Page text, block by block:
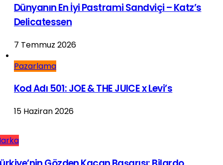
Dünyanın En İyi Pastrami Sandviçi – Katz’s
Delicatessen
7 Temmuz 2026
Pazarlama
Kod Adı 501: JOE & THE JUICE x Levi’s
15 Haziran 2026